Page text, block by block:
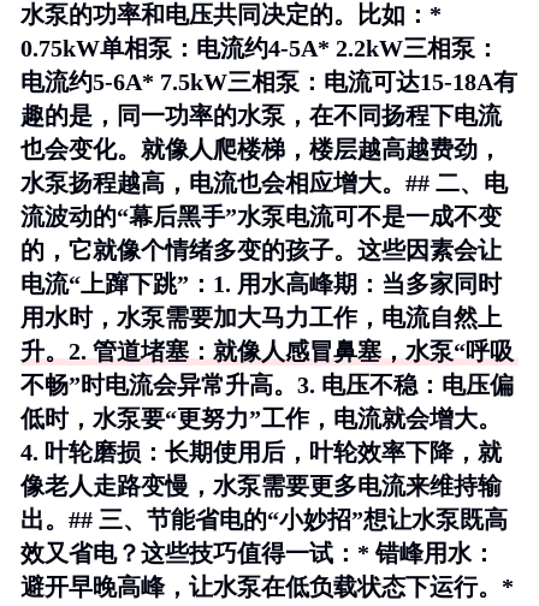
水泵的功率和电压共同决定的。比如：*
0.75kW单相泵：电流约4-5A* 2.2kW三相泵：
电流约5-6A* 7.5kW三相泵：电流可达15-18A有
趣的是，同一功率的水泵，在不同扬程下电流
也会变化。就像人爬楼梯，楼层越高越费劲，
水泵扬程越高，电流也会相应增大。## 二、电
流波动的“幕后黑手”水泵电流可不是一成不变
的，它就像个情绪多变的孩子。这些因素会让
电流“上蹿下跳”：1. 用水高峰期 ：当多家同时
用水时，水泵需要加大马力工作，电流自然上
升。2. 管道堵塞 ：就像人感冒鼻塞，水泵“呼吸
不畅”时电流会异常升高。3. 电压不稳 ：电压偏
低时，水泵要“更努力”工作，电流就会增大。
4. 叶轮磨损 ：长期使用后，叶轮效率下降，就
像老人走路变慢，水泵需要更多电流来维持输
出。## 三、节能省电的“小妙招”想让水泵既高
效又省电？这些技巧值得一试：*错峰用水：
避开早晚高峰，让水泵在低负载状态下运行。*